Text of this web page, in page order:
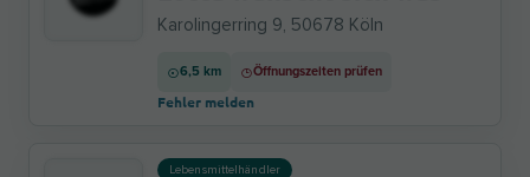
Karolingerring 9, 50678 Köln
6,5 km Öffnungszeiten prüfen
Fehler melden
Lebensmittelhändler